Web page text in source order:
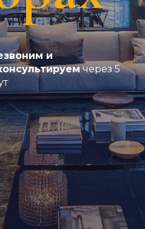
и
через 5